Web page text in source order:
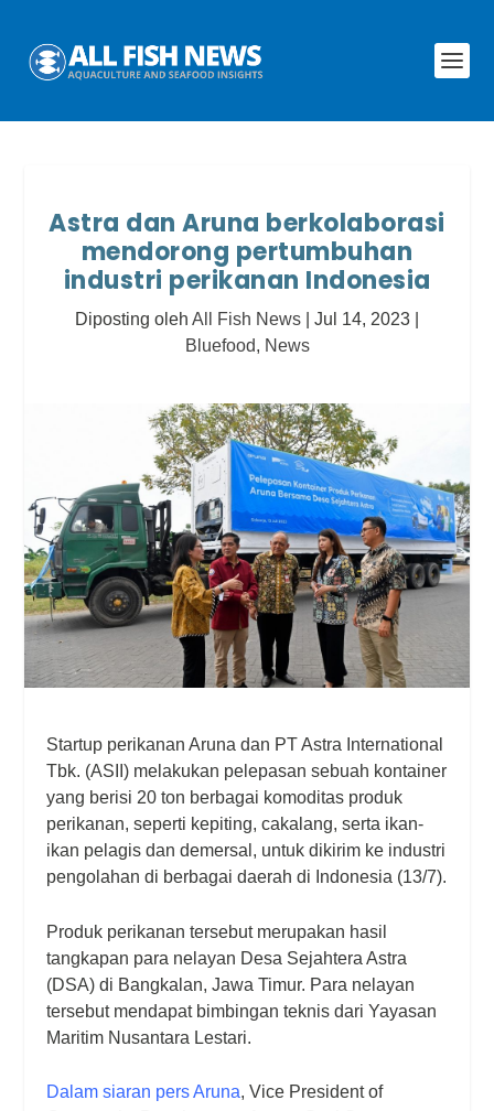
Astra dan Aruna berkolaborasi
mendorong pertumbuhan
industri perikanan Indonesia
Diposting oleh All Fish News Jul 14, 2023
Bluefood, News
Startup perikanan Aruna dan PT Astra International
Tbk. (ASII) melakukan pelepasan sebuah kontainer
yang berisi 20 ton berbagai komoditas produk
perikanan, seperti kepiting, cakalang, serta ikan-
ikan pelagis dan demersal, untuk dikirim ke industri
pengolahan di berbagai daerah di Indonesia (13/7).
Produk perikanan tersebut merupakan hasil
tangkapan para nelayan Desa Sejahtera Astra
(DSA) di Bangkalan, Jawa Timur. Para nelayan
tersebut mendapat bimbingan teknis dari Yayasan
Maritim Nusantara Lestari.
Dalam siaran pers Aruna, Vice President of